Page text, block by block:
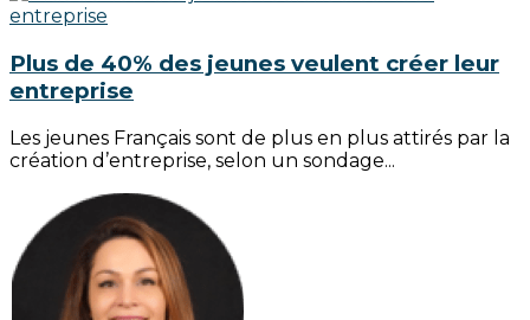
Plus de 40% des jeunes veulent créer leur
entreprise
Les jeunes Français sont de plus en plus attirés par la
création d’entreprise, selon un sondage...